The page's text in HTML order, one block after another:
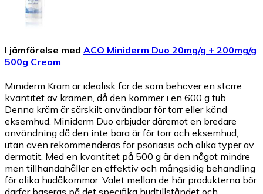
I jämförelse med ACO Miniderm Duo 20mg/g + 200mg/g
500g Cream
Miniderm Kräm är idealisk för de som behöver en större
kvantitet av krämen, då den kommer i en 600 g tub.
Denna kräm är särskilt användbar för torr eller känd
eksemhud. Miniderm Duo erbjuder däremot en bredare
användning då den inte bara är för torr och eksemhud,
utan även rekommenderas för psoriasis och olika typer av
dermatit. Med en kvantitet på 500 g är den något mindre
men tillhandahåller en effektiv och mångsidig behandling
för olika hudåkommor. Valet mellan de här produkterna bör
därför baseras på det specifika hudtillståndet och